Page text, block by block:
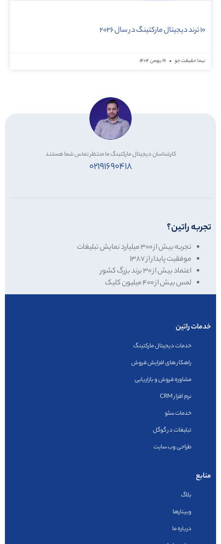
۱۰ ترند دیجیتال مارکتینگ در سال ۲۰۲۶
نیما حقیقت جو
کارشناسان دیجیتال مارکتینگ ما منتظر تماس شما هستند
۰۲۱۹۱۶۹۰۴۱۸
تجربه راتین؟
تجربه بیش از۳۰۰میلیارد نمایش تبلیغات
موفقیت پایدار از ۱۳۸۷
اعتماد بیش از۳۰برند بزرگ کشور
لمس بیش از۴۰۰میلیون کلیک
خدمات راتین
خدمات دیجیتال مارکتینگ
راهکار های افزایش فروش
مشاوره فروش و بازاریابی
نرم افزار CRM
خدمات سئو
تبلیغات در گوگل
طراحی وب سایت
منابع
بلاگ
وبینارها
درباره ما